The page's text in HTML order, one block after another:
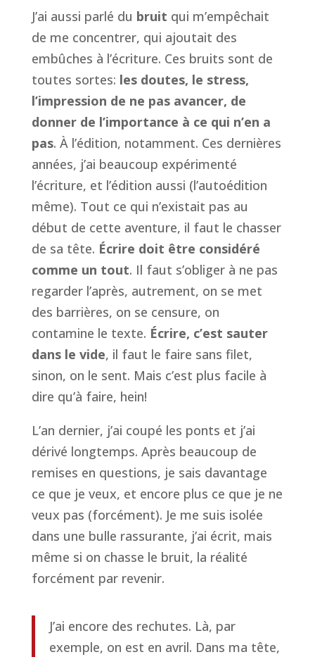
J’ai aussi parlé du bruit qui m’empêchait
de me concentrer, qui ajoutait des
embûches à l’écriture. Ces bruits sont de
toutes sortes: les doutes, le stress,
l’impression de ne pas avancer, de
donner de l’importance à ce qui n’en a
pas. À l’édition, notamment. Ces dernières
années, j’ai beaucoup expérimenté
l’écriture, et l’édition aussi (l’autoédition
même). Tout ce qui n’existait pas au
début de cette aventure, il faut le chasser
de sa tête. Écrire doit être considéré
comme un tout. Il faut s’obliger à ne pas
regarder l’après, autrement, on se met
des barrières, on se censure, on
contamine le texte. Écrire, c’est sauter
dans le vide, il faut le faire sans filet,
sinon, on le sent. Mais c’est plus facile à
dire qu’à faire, hein!
L’an dernier, j’ai coupé les ponts et j’ai
dérivé longtemps. Après beaucoup de
remises en questions, je sais davantage
ce que je veux, et encore plus ce que je ne
veux pas (forcément). Je me suis isolée
dans une bulle rassurante, j’ai écrit, mais
même si on chasse le bruit, la réalité
forcément par revenir.
J’ai encore des rechutes. Là, par
exemple, on est en avril. Dans ma tête,